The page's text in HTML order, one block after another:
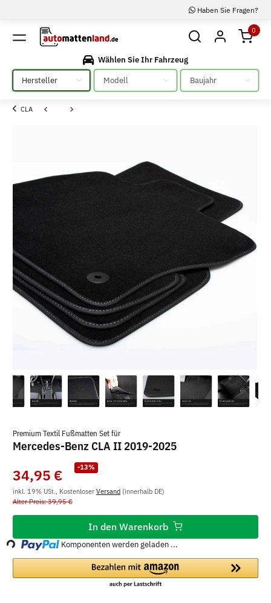
Haben Sie Fragen?
0
Wählen Sie Ihr Fahrzeug
Bitte auswählen
Bitte auswählen Bitte auswählen
CLA
Premium Textil Fußmatten Set für
Mercedes-Benz CLA II 2019-2025
-13%
34,95 €
inkl. 19% USt., Kostenloser Versand (innerhalb DE)
Alter Preis: 39,95 €
In den Warenkorb
Loading... Komponenten werden geladen ...